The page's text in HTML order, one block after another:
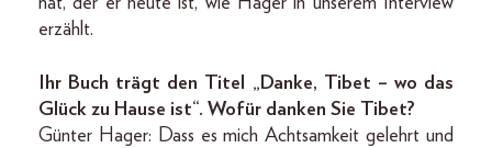
erzählt.
Ihr Buch trägt den Titel „Danke, Tibet – wo das
Glück zu Hause ist“. Wofür danken Sie Tibet?
Günter Hager: Dass es mich Achtsamkeit gelehrt und